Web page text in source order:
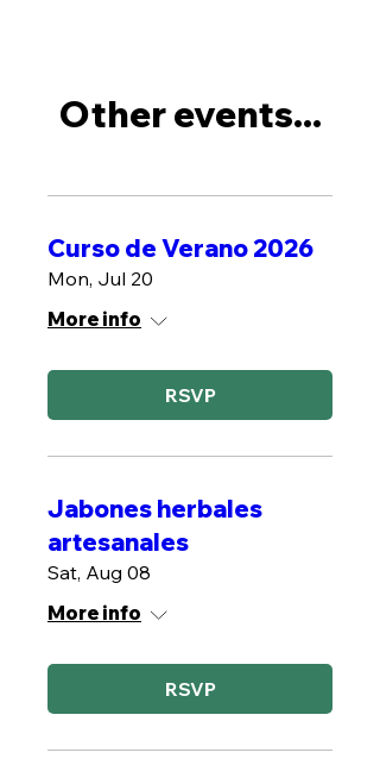
Other events...
Curso de Verano 2026
Mon, Jul 20
More info
RSVP
Jabones herbales
artesanales
Sat, Aug 08
More info
RSVP